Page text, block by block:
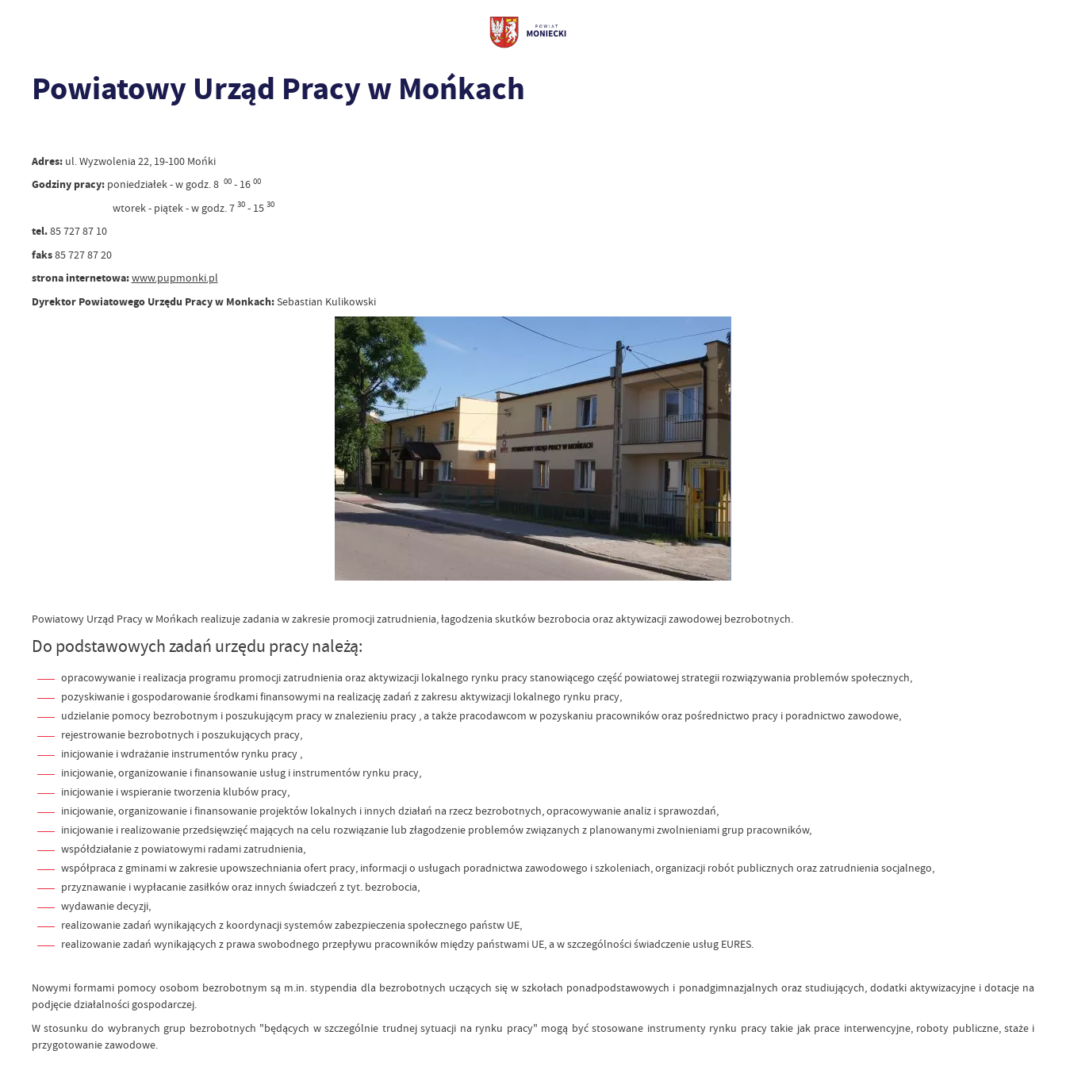
Powiatowy Urząd Pracy w Mońkach
Adres:ul. Wyzwolenia 22, 19-100 Mońki
Godziny pracy:poniedziałek - w godz. 8 00- 16 00
wtorek - piątek - w godz. 7 30- 15 30
tel.85 727 87 10
faks85 727 87 20
strona internetowa:www.pupmonki.pl
Dyrektor Powiatowego Urzędu Pracy w Monkach:Sebastian Kulikowski
Powiatowy Urząd Pracy w Mońkach realizuje zadania w zakresie promocji zatrudnienia, łagodzenia skutków bezrobocia oraz aktywizacji zawodowej bezrobotnych.
Do podstawowych zadań urzędu pracy należą:
opracowywanie i realizacja programu promocji zatrudnienia oraz aktywizacji lokalnego rynku pracy stanowiącego część powiatowej strategii rozwiązywania problemów społecznych,
pozyskiwanie i gospodarowanie środkami finansowymi na realizację zadań z zakresu aktywizacji lokalnego rynku pracy,
udzielanie pomocy bezrobotnym i poszukującym pracy w znalezieniu pracy , a także pracodawcom w pozyskaniu pracowników oraz pośrednictwo pracy i poradnictwo zawodowe,
rejestrowanie bezrobotnych i poszukujących pracy,
inicjowanie i wdrażanie instrumentów rynku pracy ,
inicjowanie, organizowanie i finansowanie usług i instrumentów rynku pracy,
inicjowanie i wspieranie tworzenia klubów pracy,
inicjowanie, organizowanie i finansowanie projektów lokalnych i innych działań na rzecz bezrobotnych, opracowywanie analiz i sprawozdań,
inicjowanie i realizowanie przedsięwzięć mających na celu rozwiązanie lub złagodzenie problemów związanych z planowanymi zwolnieniami grup pracowników,
współdziałanie z powiatowymi radami zatrudnienia,
współpraca z gminami w zakresie upowszechniania ofert pracy, informacji o usługach poradnictwa zawodowego i szkoleniach, organizacji robót publicznych oraz zatrudnienia socjalnego,
przyznawanie i wypłacanie zasiłków oraz innych świadczeń z tyt. bezrobocia,
wydawanie decyzji,
realizowanie zadań wynikających z koordynacji systemów zabezpieczenia społecznego państw UE,
realizowanie zadań wynikających z prawa swobodnego przepływu pracowników między państwami UE, a w szczególności świadczenie usług EURES.
Nowymi formami pomocy osobom bezrobotnym są m.in. stypendia dla bezrobotnych uczących się w szkołach ponadpodstawowych i ponadgimnazjalnych oraz studiujących, dodatki aktywizacyjne i dotacje na
podjęcie działalności gospodarczej.
W stosunku do wybranych grup bezrobotnych "będących w szczególnie trudnej sytuacji na rynku pracy" mogą być stosowane instrumenty rynku pracy takie jak prace interwencyjne, roboty publiczne, staże i
przygotowanie zawodowe.